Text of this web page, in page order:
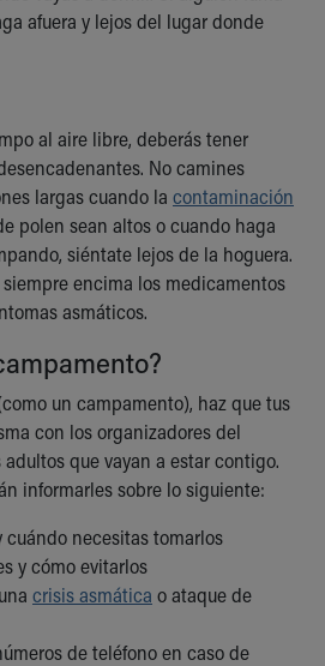
afuera y lejos del lugar donde
al aire libre, deberás tener
No camines
largas cuando la contaminación
polen sean altos o cuando haga
siéntate lejos de la hoguera.
siempre encima los medicamentos
asmáticos.
un campamento), haz que tus
con los organizadores del
que vayan a estar contigo.
informarles sobre lo siguiente:
necesitas tomarlos
y cómo evitarlos
crisis asmática o ataque de
de teléfono en caso de